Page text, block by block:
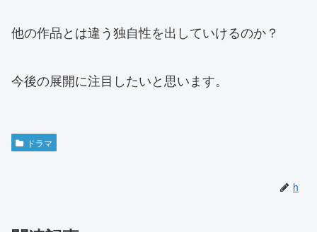
他の作品とは違う独自性を出していけるのか？
今後の展開に注目したいと思います。
ドラマ
h